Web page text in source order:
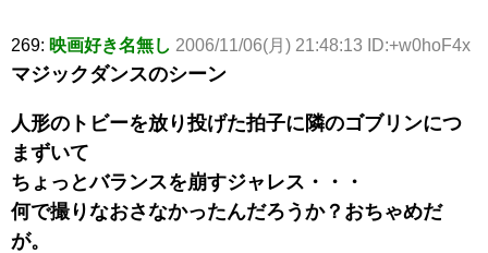
269: 映画好き名無し 2006/11/06(月) 21:48:13 ID:+w0hoF4x
マジックダンスのシーン
人形のトビーを放り投げた拍子に隣のゴブリンにつ
まずいて
ちょっとバランスを崩すジャレス・・・
何で撮りなおさなかったんだろうか？おちゃめだ
が。